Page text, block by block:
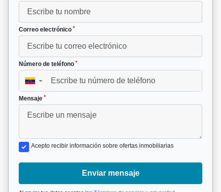
Correo electrónico *
Número de teléfono *
▼
Mensaje *
Acepto recibir información sobre ofertas inmobiliarias
Enviar mensaje